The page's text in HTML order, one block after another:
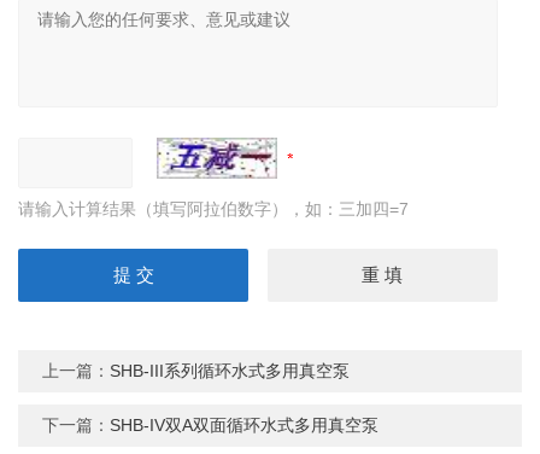
请输入计算结果（填写阿拉伯数字），如：三加四=7
上一篇： SHB-III系列循环水式多用真空泵
下一篇： SHB-IV双A双面循环水式多用真空泵